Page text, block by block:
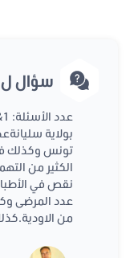
سؤال ل
بولاية
تونس وكذلك
الكثير من
نقص في
عدد المرضى
من